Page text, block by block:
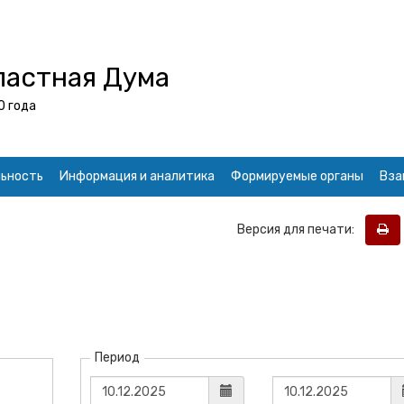
Дума
года
Информация и аналитика Формируемые органы
Версия для печати:
Период